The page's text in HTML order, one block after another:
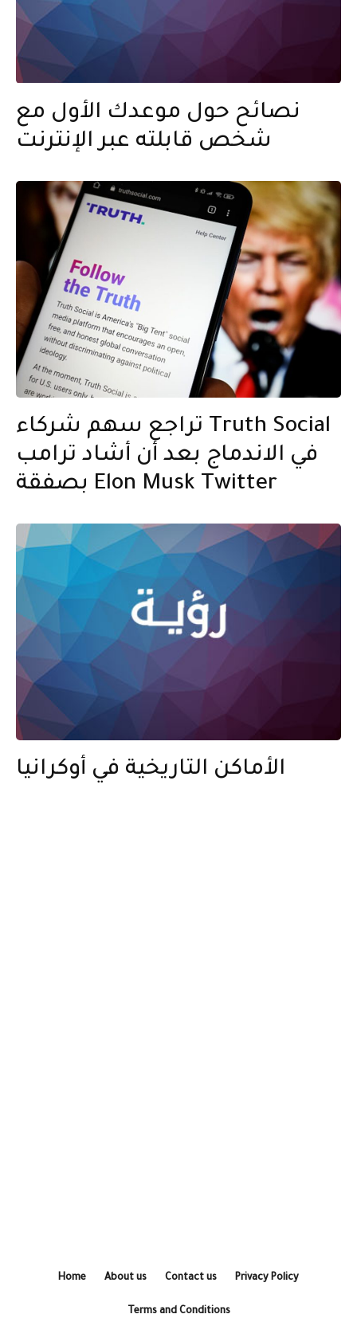
نصائح حول موعدك الأول مع
شخص قابلته عبر الإنترنت
تراجع سهم شركاء Truth Social
في الاندماج بعد أن أشاد ترامب
بصفقة Elon Musk Twitter
الأماكن التاريخية في أوكرانيا
Home About us Contact us Privacy Policy
Terms and Conditions